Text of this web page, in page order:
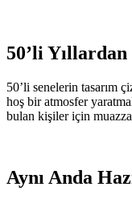
50’li
50’li senelerin tasarım
hoş bir atmosfer
bulan kişiler için
Aynı Anda